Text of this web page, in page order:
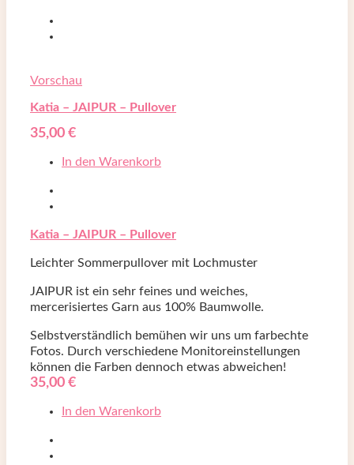
Vorschau
Katia – JAIPUR – Pullover
35,00 €
In den Warenkorb
Katia – JAIPUR – Pullover
Leichter Sommerpullover mit Lochmuster
JAIPUR ist ein sehr feines und weiches,
mercerisiertes Garn aus 100% Baumwolle.
Selbstverständlich bemühen wir uns um farbechte
Fotos. Durch verschiedene Monitoreinstellungen
können die Farben dennoch etwas abweichen!
35,00 €
In den Warenkorb